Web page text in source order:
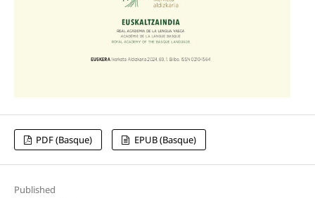
PDF (Basque) EPUB (Basque)
Published